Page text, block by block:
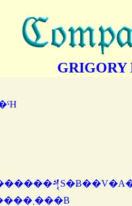
GRIGORY
ꂩ����m��Ȃ����t�ƁE��ȉƂ̃g�����{�[���Ȃ��o���Ă���邩������܂���B